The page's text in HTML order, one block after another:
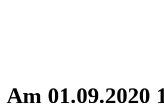
Am 01.09.2020